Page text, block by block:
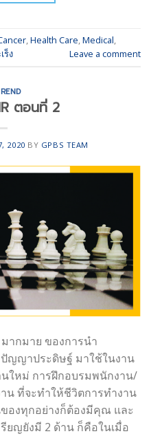
,Health Care,Medical,
ร็ง Leave a comment
ตอนที่ 2
2020 BY GPBS TEAM
ากมาย ของการนำ
ญญาประดิษฐ์ มาใช้ในงาน
ใหม่ การฝึกอบรมพนักงาน/
น ที่จะทำให้ชีวิตการทำงาน
องทุกอย่างก็ต้องมีคุณ และ
ยญยังมี 2 ด้าน ก็คือในเมื่อ